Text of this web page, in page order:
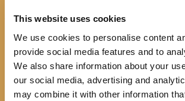
This website uses cookies
We use cookies to personalise content
provide social media features and to
We also share information about your
our social media, advertising and
may combine it with other information
4.-Knjige-u-Kniznici-2-300×200
ploča
No image description ...
Search